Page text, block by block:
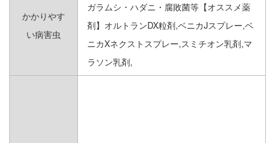
かかりやす
い病害虫
ガラムシ・ハダニ・腐敗菌等【オススメ薬
剤】オルトランDX粒剤,ベニカJスプレー,ベ
ニカXネクストスプレー,スミチオン乳剤,マ
ラソン乳剤,
PLATYCERIUM ＆ ORCHID
FLOWERS